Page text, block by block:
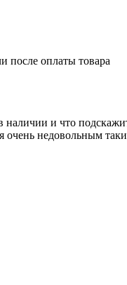
после оплаты товара
и что
очень недовольным